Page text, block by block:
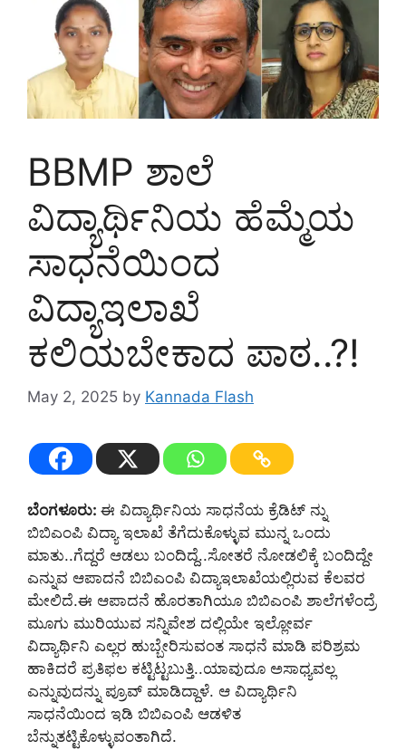
BBMP ಶಾಲೆ
ವಿದ್ಯಾರ್ಥಿನಿಯ ಹೆಮ್ಮೆಯ
ಸಾಧನೆಯಿಂದ
ವಿದ್ಯಾಇಲಾಖೆ
ಕಲಿಯಬೇಕಾದ ಪಾಠ..?!
May 2, 2025 by Kannada Flash
ಬೆಂಗಳೂರು: ಈ ವಿದ್ಯಾರ್ಥಿನಿಯ ಸಾಧನೆಯ ಕ್ರೆಡಿಟ್ ನ್ನು
ಬಿಬಿಎಂಪಿ ವಿದ್ಯಾ ಇಲಾಖೆ ತೆಗೆದುಕೊಳ್ಳುವ ಮುನ್ನ ಒಂದು
ಮಾತು..ಗೆದ್ದರೆ ಆಡಲು ಬಂದಿದ್ದೆ..ಸೋತರೆ ನೋಡಲಿಕ್ಕೆ ಬಂದಿದ್ದೇ
ಎನ್ನುವ ಆಪಾದನೆ ಬಿಬಿಎಂಪಿ ವಿದ್ಯಾಇಲಾಖೆಯಲ್ಲಿರುವ ಕೆಲವರ
ಮೇಲಿದೆ.ಈ ಆಪಾದನೆ ಹೊರತಾಗಿಯೂ ಬಿಬಿಎಂಪಿ ಶಾಲೆಗಳೆಂದ್ರೆ
ಮೂಗು ಮುರಿಯುವ ಸನ್ನಿವೇಶ ದಲ್ಲಿಯೇ ಇಲ್ಲೋರ್ವ
ವಿದ್ಯಾರ್ಥಿನಿ ಎಲ್ಲರ ಹುಬ್ಬೇರಿಸುವಂತ ಸಾಧನೆ ಮಾಡಿ ಪರಿಶ್ರಮ
ಹಾಕಿದರೆ ಪ್ರತಿಫಲ ಕಟ್ಟಿಟ್ಟಬುತ್ತಿ..ಯಾವುದೂ ಅಸಾಧ್ಯವಲ್ಲ
ಎನ್ನುವುದನ್ನು ಪ್ರೂವ್ ಮಾಡಿದ್ದಾಳೆ. ಆ ವಿದ್ಯಾರ್ಥಿನಿ
ಸಾಧನೆಯಿಂದ ಇಡಿ ಬಿಬಿಎಂಪಿ ಆಡಳಿತ
ಬೆನ್ನುತಟ್ಟಿಕೊಳ್ಳುವಂತಾಗಿದೆ.